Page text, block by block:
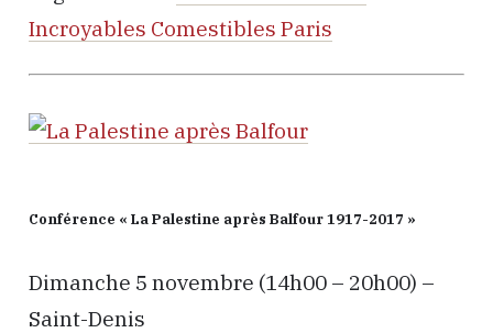
Incroyables Comestibles Paris
Conférence « La Palestine après Balfour 1917-2017 »
Dimanche 5 novembre (14h00 – 20h00) –
Saint-Denis